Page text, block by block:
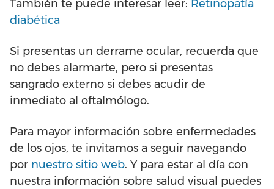
También te puede interesar leer: Retinopatía
diabética
Si presentas un derrame ocular, recuerda que
no debes alarmarte, pero si presentas
sangrado externo si debes acudir de
inmediato al oftalmólogo.
Para mayor información sobre enfermedades
de los ojos, te invitamos a seguir navegando
por nuestro sitio web. Y para estar al día con
nuestra información sobre salud visual puedes